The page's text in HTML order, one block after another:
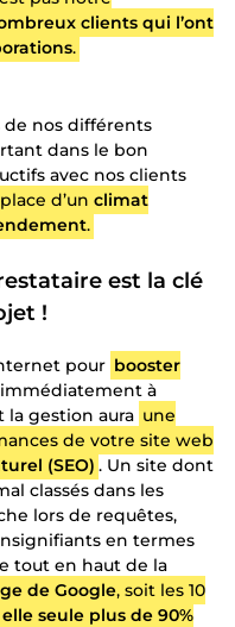
clients qui l’ont
.
de nos différents
dans le bon
avec nos clients
d’un climat
.
est la clé
!
pour booster
à
gestion aura une
de votre site web
(SEO) . Un site dont
classés dans les
lors de requêtes,
en termes
tout en haut de la
de Google, soit les 10
seule plus de 90%